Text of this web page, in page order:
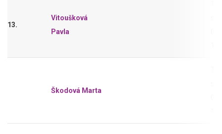
13.
Vitoušková
Pavla
Škodová Marta